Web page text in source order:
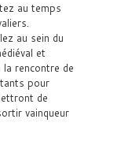
au temps
au sein du
et
la rencontre de
pour
de
vainqueur